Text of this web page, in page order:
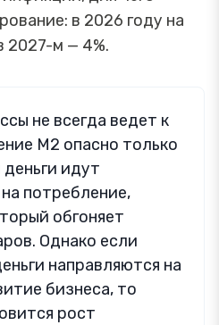
в 2026 году на
2027-м — 4%.
не всегда ведет к
М2 опасно только
идут
потребление,
обгоняет
Однако если
направляются на
бизнеса, то
рост